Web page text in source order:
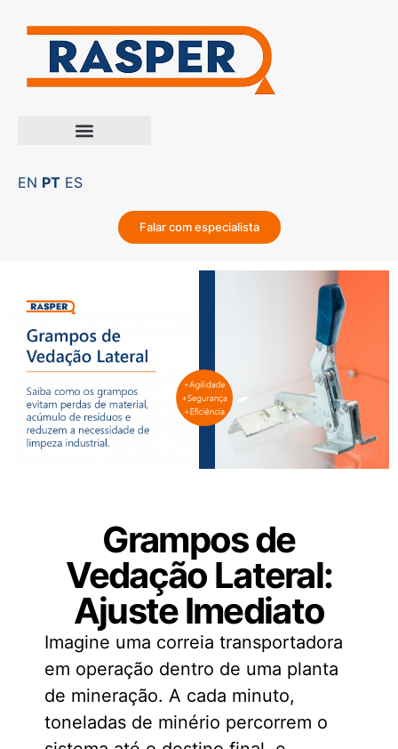
EN PT ES
Falar com especialista
Grampos de
Vedação Lateral:
Ajuste Imediato
Imagine uma correia transportadora
em operação dentro de uma planta
de mineração. A cada minuto,
toneladas de minério percorrem o